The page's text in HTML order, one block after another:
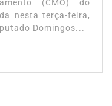
(CMO) do
nesta terça‑feira,
Domingos...